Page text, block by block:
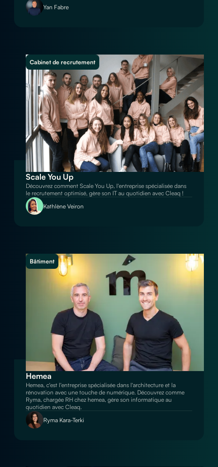
Yan Fabre
Cabinet de recrutement
Scale You Up
Découvrez comment Scale You Up, l'entreprise spécialisée dans
le recrutement optimisé, gère son IT au quotidien avec Cleaq !
Kathlène Veiron
Bâtiment
Hemea
Hemea, c'est l'entreprise spécialisée dans l'architecture et la
rénovation avec une touche de numérique. Découvrez comme
Ryma, chargée RH chez hemea, gère son informatique au
quotidien avec Cleaq.
Ryma Kara-Terki